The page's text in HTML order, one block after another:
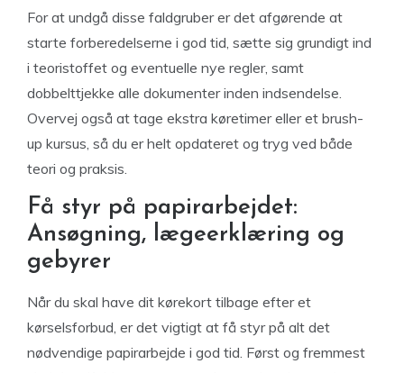
For at undgå disse faldgruber er det afgørende at
starte forberedelserne i god tid, sætte sig grundigt ind
i teoristoffet og eventuelle nye regler, samt
dobbelttjekke alle dokumenter inden indsendelse.
Overvej også at tage ekstra køretimer eller et brush-
up kursus, så du er helt opdateret og tryg ved både
teori og praksis.
Få styr på papirarbejdet:
Ansøgning, lægeerklæring og
gebyrer
Når du skal have dit kørekort tilbage efter et
kørselsforbud, er det vigtigt at få styr på alt det
nødvendige papirarbejde i god tid. Først og fremmest